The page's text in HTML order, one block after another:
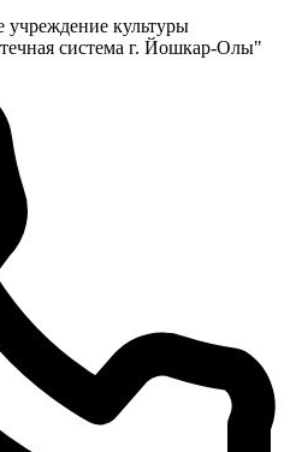
культуры
система г. Йошкар-Олы"